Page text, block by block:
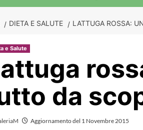
DIETA E SALUTE LATTUGA ROSSA:
e Salute
da
Aggiornamento del 1 Novembre 2015